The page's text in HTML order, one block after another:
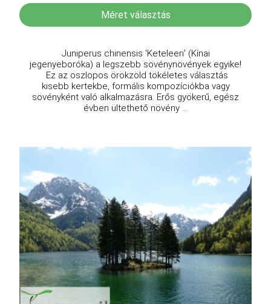
Méret választás
Juniperus chinensis 'Keteleeri' (Kínai
jegenyeboróka) a legszebb sövénynövények egyike!
Ez az oszlopos örökzöld tökéletes választás
kisebb kertekbe, formális kompozíciókba vagy
sövényként való alkalmazásra. Erős gyökerű, egész
évben ültethető növény ...